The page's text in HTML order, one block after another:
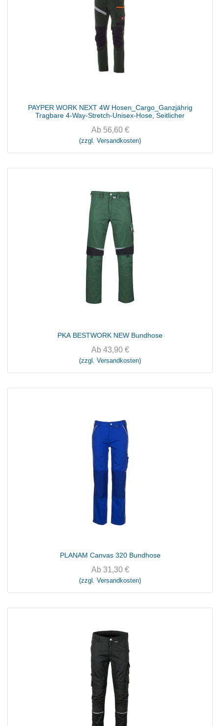
PAYPER WORK NEXT 4W Hosen_Cargo_Ganzjährig
Tragbare 4-Way-Stretch-Unisex-Hose, Seitlicher
Ab 56,60€
(zzgl. Versandkosten)
PKA BESTWORK NEW Bundhose
Ab 43,90€
(zzgl. Versandkosten)
PLANAM Canvas 320 Bundhose
Ab 31,30€
(zzgl. Versandkosten)